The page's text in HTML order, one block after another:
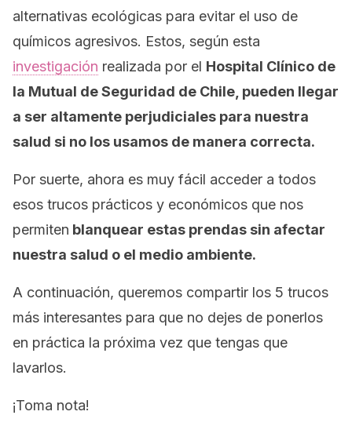
alternativas ecológicas para evitar el uso de
químicos agresivos. Estos, según esta
investigación realizada por el Hospital Clínico de
la Mutual de Seguridad de Chile, pueden llegar
a ser altamente perjudiciales para nuestra
salud si no los usamos de manera correcta.
Por suerte, ahora es muy fácil acceder a todos
esos trucos prácticos y económicos que nos
permiten blanquear estas prendas sin afectar
nuestra salud o el medio ambiente.
A continuación, queremos compartir los 5 trucos
más interesantes para que no dejes de ponerlos
en práctica la próxima vez que tengas que
lavarlos.
¡Toma nota!